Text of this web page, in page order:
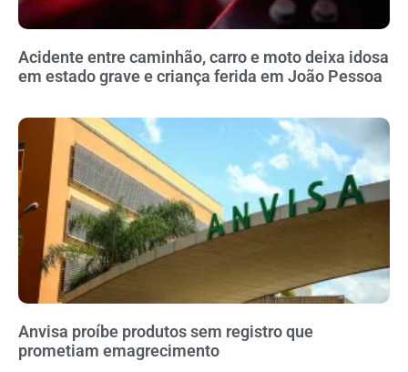
Acidente entre caminhão, carro e moto deixa idosa
em estado grave e criança ferida em João Pessoa
Anvisa proíbe produtos sem registro que
prometiam emagrecimento